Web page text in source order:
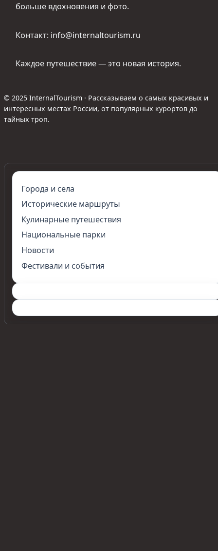
больше вдохновения и фото.
Контакт: info@internaltourism.ru
Каждое путешествие — это новая история.
© 2025 InternalTourism · Рассказываем о самых красивых и
интересных местах России, от популярных курортов до
тайных троп.
Города и села
Исторические маршруты
Кулинарные путешествия
Национальные парки
Новости
Фестивали и события